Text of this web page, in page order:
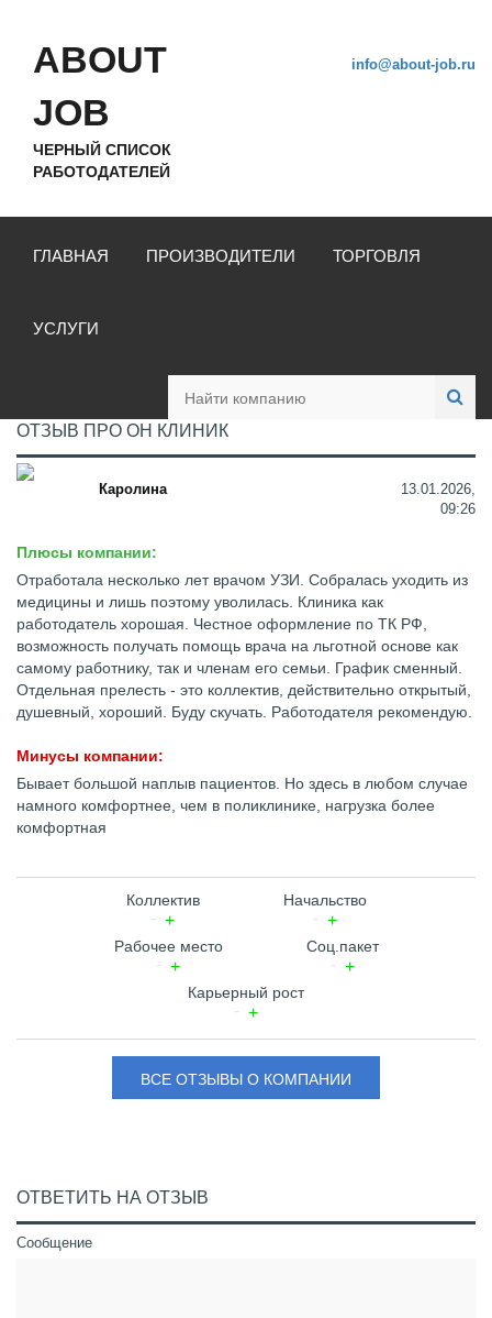
ABOUT
JOB
ЧЕРНЫЙ СПИСОК
РАБОТОДАТЕЛЕЙ
info@about-job.ru
ГЛАВНАЯ ПРОИЗВОДИТЕЛИ ТОРГОВЛЯ
УСЛУГИ
ОТЗЫВ ПРО ОН КЛИНИК
Каролина
13.01.2026,
09:26
Плюсы компании:
Отработала несколько лет врачом УЗИ. Собралась уходить из
медицины и лишь поэтому уволилась. Клиника как
работодатель хорошая. Честное оформление по ТК РФ,
возможность получать помощь врача на льготной основе как
самому работнику, так и членам его семьи. График сменный.
Отдельная прелесть - это коллектив, действительно открытый,
душевный, хороший. Буду скучать. Работодателя рекомендую.
Минусы компании:
Бывает большой наплыв пациентов. Но здесь в любом случае
намного комфортнее, чем в поликлинике, нагрузка более
комфортная
Коллектив Начальство
Рабочее место Соц.пакет
Карьерный рост
ВСЕ ОТЗЫВЫ О КОМПАНИИ
ОТВЕТИТЬ НА ОТЗЫВ
Сообщение